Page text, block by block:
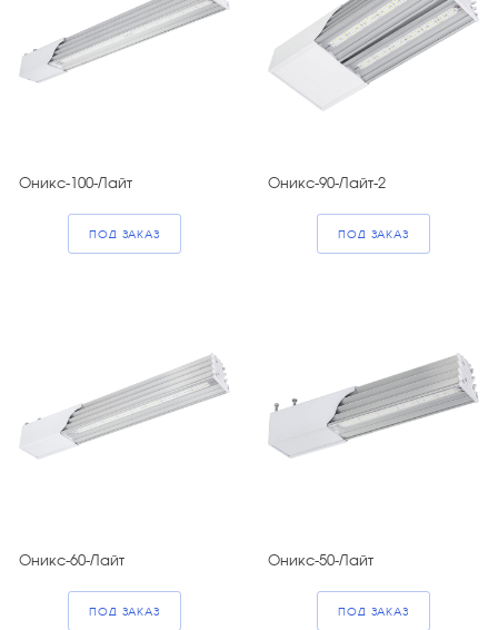
Оникс-100-Лайт
ПОД ЗАКАЗ
Оникс-90-Лайт-2
ПОД ЗАКАЗ
Оникс-60-Лайт
ПОД ЗАКАЗ
Оникс-50-Лайт
ПОД ЗАКАЗ